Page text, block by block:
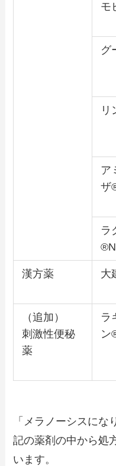
モ
グ
リ
ア
ザ
ラ
漢方薬 大
（追加）
刺激性便秘
薬
ラ
ン
「メラノーシスに
記の薬剤の中から処
います。